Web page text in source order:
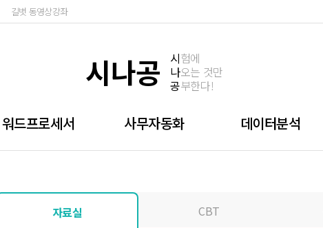
길벗 동영상강좌
시나공 시험에
나오는 것만
공부한다!
워드프로세서 사무자동화 데이터분석
자료실 CBT